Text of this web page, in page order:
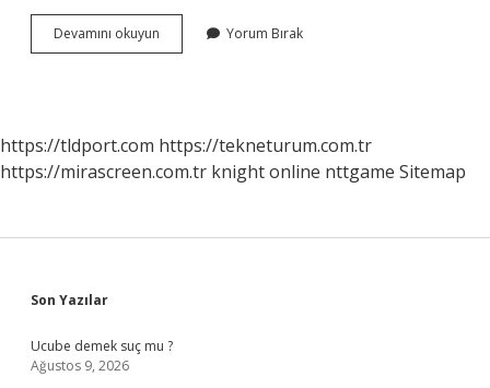
Devamını okuyun
5
Birimleri
Kim
Yorum Bırak
https://tldport.com https://tekneturum.com.tr
https://mirascreen.com.tr knight online nttgame Sitemap
Sidebar
Son Yazılar
Ucube demek suç mu ?
Ağustos 9, 2026